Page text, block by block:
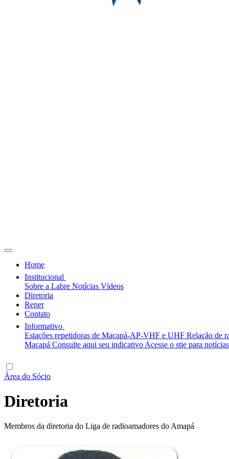
Home
Institucional
Sobre a Labre Notícias Vídeos
Diretoria
Rener
Contato
Informativo
Estações repetidoras de Macapá-AP-VHF e UHF Relação de
Macapá Consulte aqui seu indicativo Acesse o stie para
Área do Sócio
Diretoria
Membros da diretoria do Liga de radioamadores do Amapá